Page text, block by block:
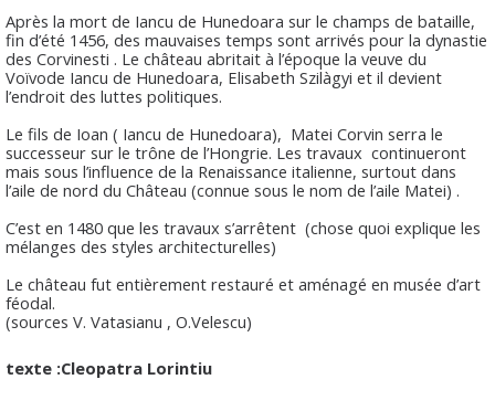
Après la mort de Iancu de Hunedoara sur le champs de bataille,
fin d’été 1456, des mauvaises temps sont arrivés pour la dynastie
des Corvinesti . Le château abritait à l’époque la veuve du
Voïvode Iancu de Hunedoara, Elisabeth Szilàgyi et il devient
l’endroit des luttes politiques.
Le fils de Ioan ( Iancu de Hunedoara), Matei Corvin serra le
successeur sur le trône de l’Hongrie. Les travaux continueront
mais sous l’influence de la Renaissance italienne, surtout dans
l’aile de nord du Château (connue sous le nom de l’aile Matei) .
C’est en 1480 que les travaux s’arrêtent (chose quoi explique les
mélanges des styles architecturelles)
Le château fut entièrement restauré et aménagé en musée d’art
féodal.
(sources V. Vatasianu , O.Velescu)
texte :Cleopatra Lorintiu